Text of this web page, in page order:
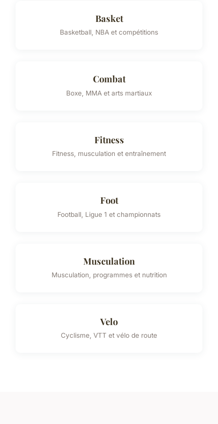
Basket
Basketball, NBA et compétitions
Combat
Boxe, MMA et arts martiaux
Fitness
Fitness, musculation et entraînement
Foot
Football, Ligue 1 et championnats
Musculation
Musculation, programmes et nutrition
Velo
Cyclisme, VTT et vélo de route